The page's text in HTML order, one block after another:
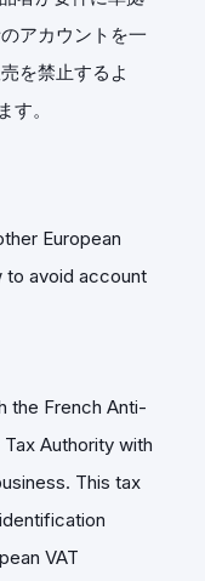
アカウントを一
を禁止するよ
す。
European
to avoid account
the French Anti-
Authority with
This tax
VAT